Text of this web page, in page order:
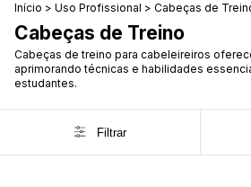
Início > Uso Profissional > Cabeças de
Cabeças de Treino
Cabeças de treino para cabeleireiros
aprimorando técnicas e habilidades
estudantes.
Filtrar